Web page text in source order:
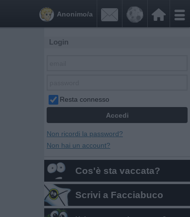


Anonimo/a
Login
Resta connesso
Non ricordi la password?
Non hai un account?
Cos'è sta vaccata?
Scrivi a Facciabuco